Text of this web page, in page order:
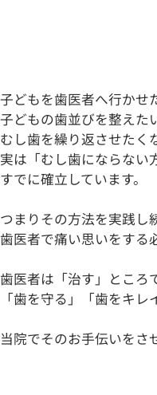
子どもを歯医者へ行かせ
子どもの歯並びを整えた
むし歯を繰り返させたく
実は「 むし歯にならない
すでに確立しています。
つまりその方法を実践し
歯医者で痛い思いをする
歯医者は「治す」ところ
「 歯を守る 」「 歯を キレ
当院でそのお手伝いをさ